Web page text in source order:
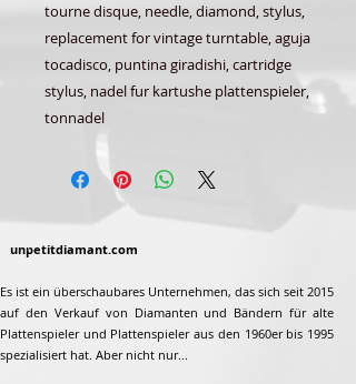
tourne disque, needle, diamond, stylus,
replacement for vintage turntable, aguja
tocadisco, puntina giradishi, cartridge
stylus, nadel fur kartushe plattenspieler,
tonnadel
unpetitdiamant.com
Es ist ein überschaubares Unternehmen, das sich seit 2015
auf den Verkauf von Diamanten und Bändern für alte
Plattenspieler und Plattenspieler aus den 1960er bis 1995
spezialisiert hat. Aber nicht nur...